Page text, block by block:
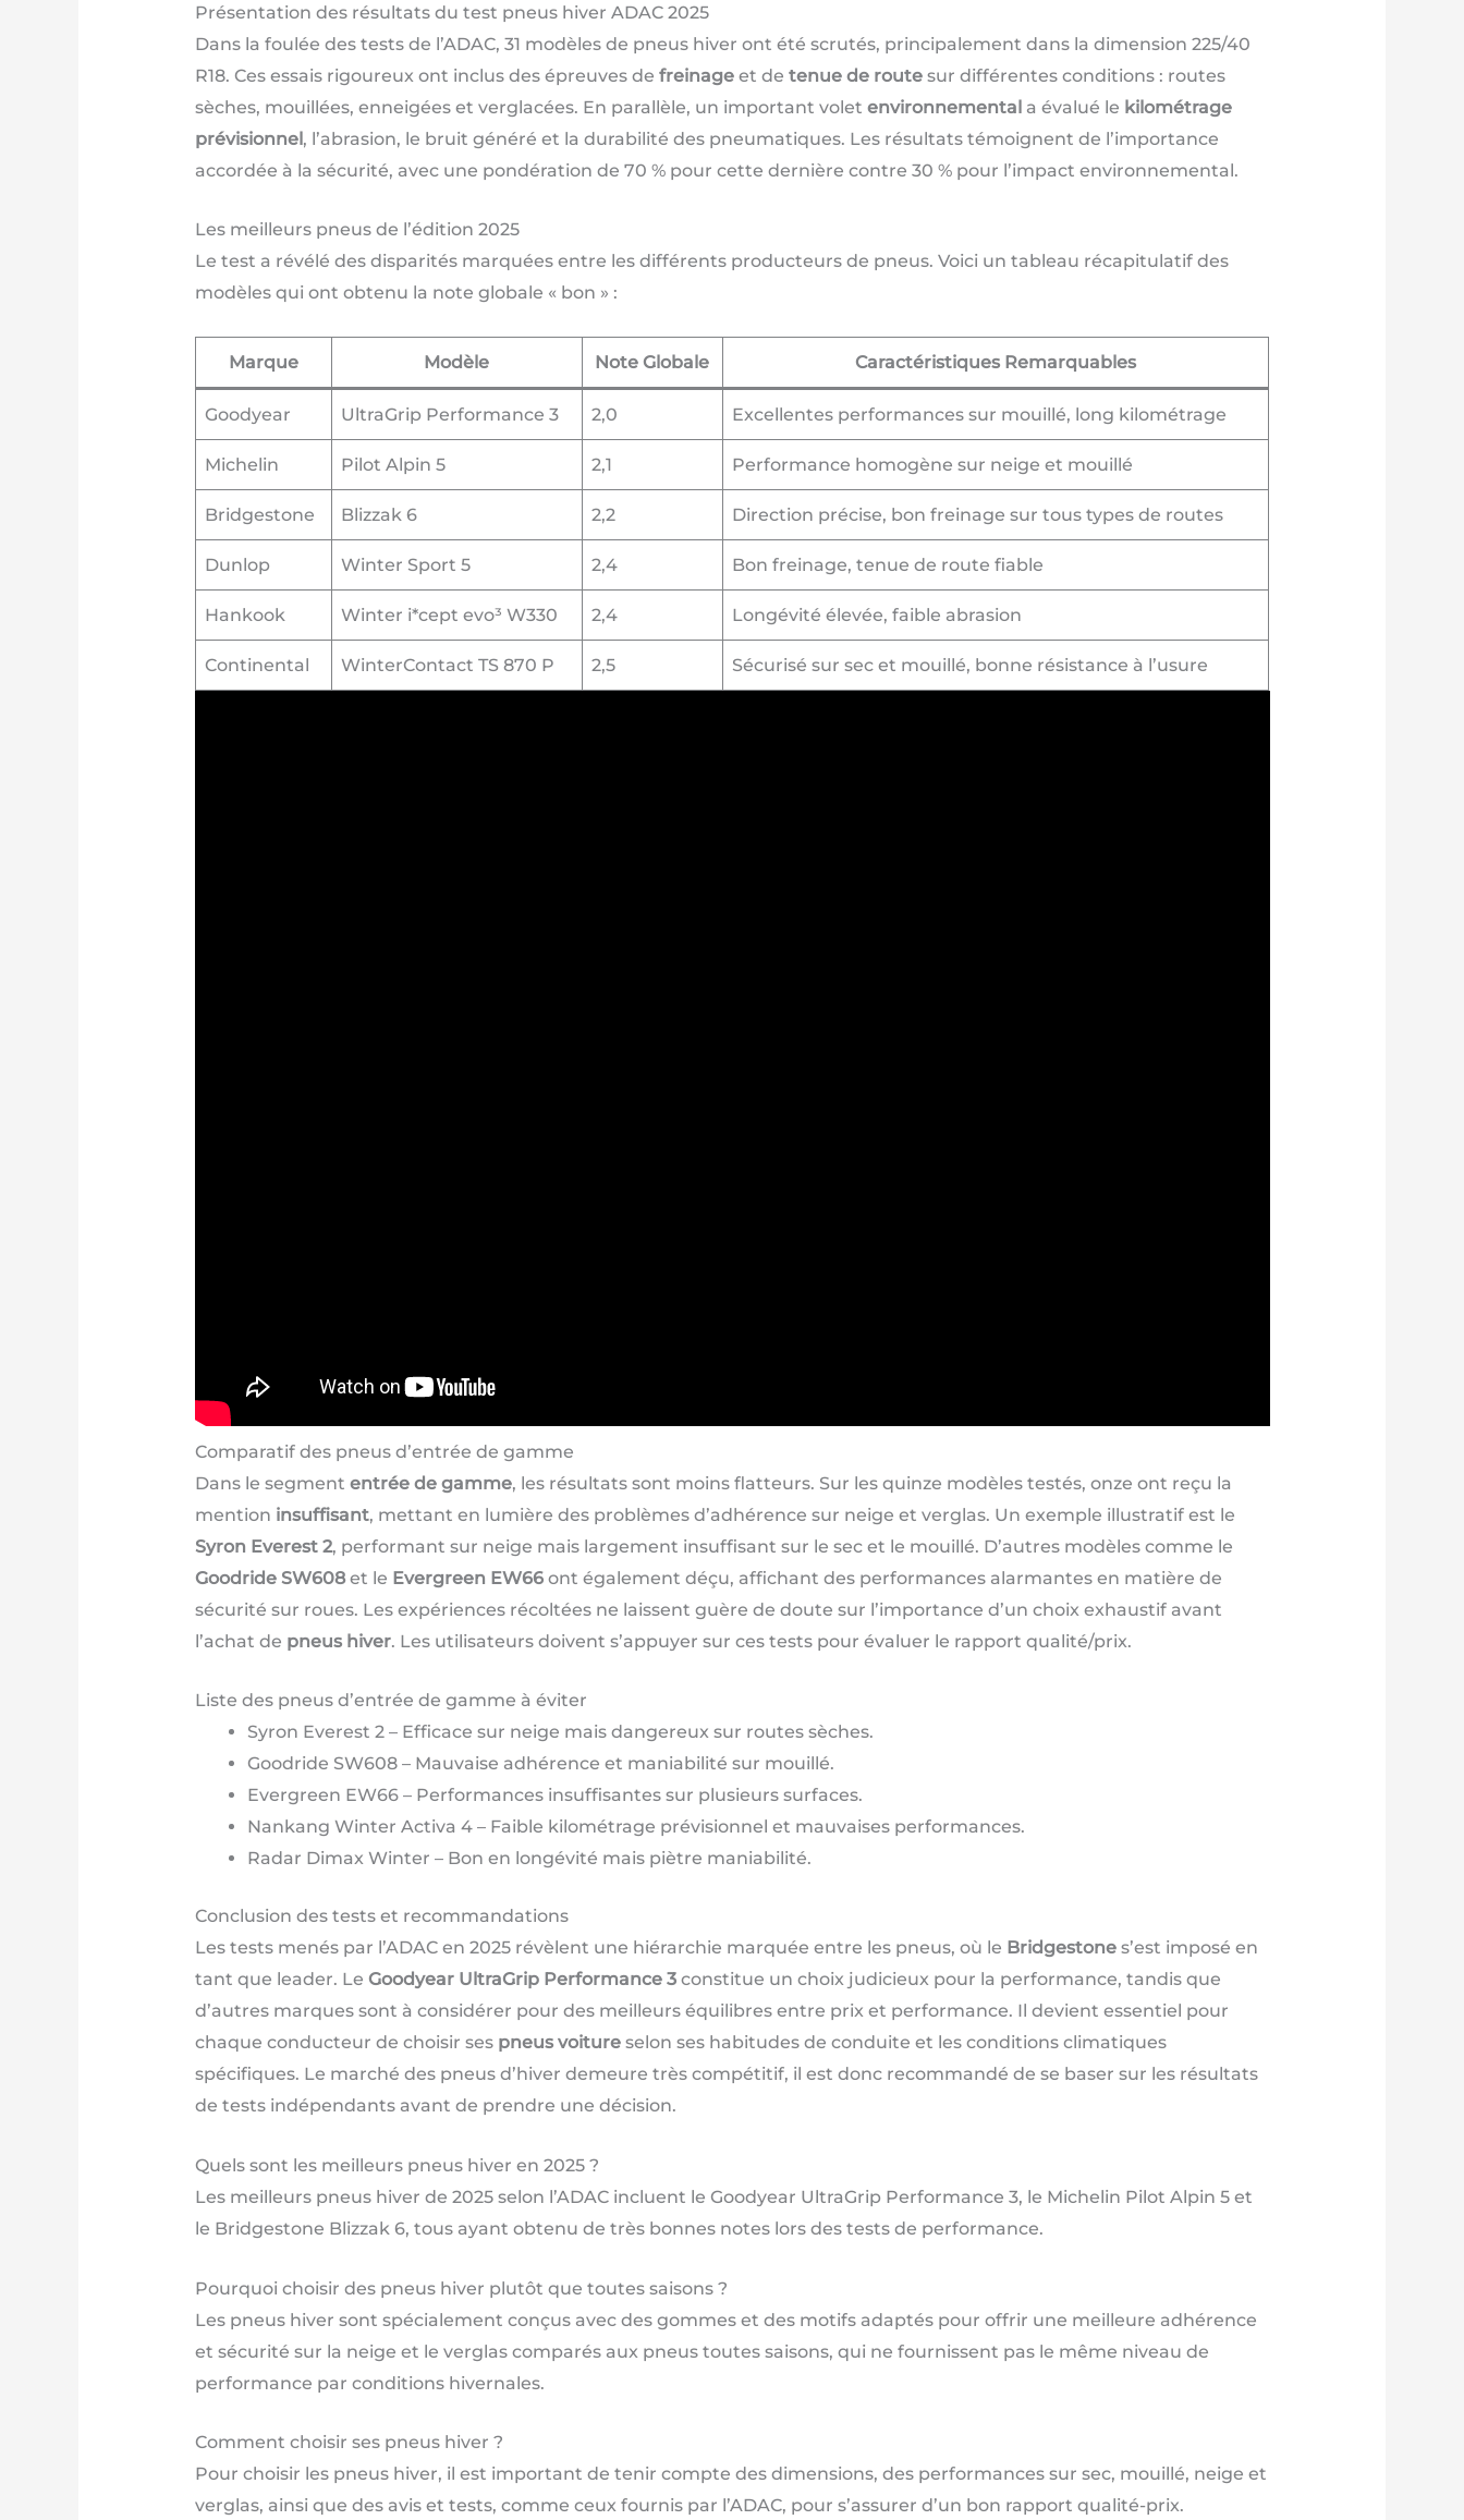
Présentation des résultats du test pneus hiver ADAC 2025
Dans la foulée des tests de l’ADAC, 31 modèles de pneus hiver ont été scrutés, principalement dans la dimension 225/40
R18. Ces essais rigoureux ont inclus des épreuves de freinageet de tenue de routesur différentes conditions : routes
sèches, mouillées, enneigées et verglacées. En parallèle, un important volet environnementala évalué le kilométrage
prévisionnel, l’abrasion, le bruit généré et la durabilité des pneumatiques. Les résultats témoignent de l’importance
accordée à la sécurité, avec une pondération de 70 % pour cette dernière contre 30 % pour l’impact environnemental.
Les meilleurs pneus de l’édition 2025
Le test a révélé des disparités marquées entre les différents producteurs de pneus. Voici un tableau récapitulatif des
modèles qui ont obtenu la note globale « bon » :
Marque Modèle Note Globale Caractéristiques Remarquables
Goodyear UltraGrip Performance 3 2,0 Excellentes performances sur mouillé, long kilométrage
Michelin Pilot Alpin 5 2,1 Performance homogène sur neige et mouillé
Bridgestone Blizzak 6 2,2 Direction précise, bon freinage sur tous types de routes
Dunlop Winter Sport 5 2,4 Bon freinage, tenue de route fiable
Hankook Winter i*cept evo³ W330 2,4 Longévité élevée, faible abrasion
Continental WinterContact TS 870 P 2,5 Sécurisé sur sec et mouillé, bonne résistance à l’usure
Comparatif des pneus d’entrée de gamme
Dans le segment entrée de gamme, les résultats sont moins flatteurs. Sur les quinze modèles testés, onze ont reçu la
mention insuffisant, mettant en lumière des problèmes d’adhérence sur neige et verglas. Un exemple illustratif est le
Syron Everest 2, performant sur neige mais largement insuffisant sur le sec et le mouillé. D’autres modèles comme le
Goodride SW608et le Evergreen EW66ont également déçu, affichant des performances alarmantes en matière de
sécurité sur roues. Les expériences récoltées ne laissent guère de doute sur l’importance d’un choix exhaustif avant
l’achat de pneus hiver. Les utilisateurs doivent s’appuyer sur ces tests pour évaluer le rapport qualité/prix.
Liste des pneus d’entrée de gamme à éviter
Syron Everest 2 – Efficace sur neige mais dangereux sur routes sèches.
Goodride SW608 – Mauvaise adhérence et maniabilité sur mouillé.
Evergreen EW66 – Performances insuffisantes sur plusieurs surfaces.
Nankang Winter Activa 4 – Faible kilométrage prévisionnel et mauvaises performances.
Radar Dimax Winter – Bon en longévité mais piètre maniabilité.
Conclusion des tests et recommandations
Les tests menés par l’ADAC en 2025 révèlent une hiérarchie marquée entre les pneus, où le Bridgestones’est imposé en
tant que leader. Le Goodyear UltraGrip Performance 3constitue un choix judicieux pour la performance, tandis que
d’autres marques sont à considérer pour des meilleurs équilibres entre prix et performance. Il devient essentiel pour
chaque conducteur de choisir ses pneus voitureselon ses habitudes de conduite et les conditions climatiques
spécifiques. Le marché des pneus d’hiver demeure très compétitif, il est donc recommandé de se baser sur les résultats
de tests indépendants avant de prendre une décision.
Quels sont les meilleurs pneus hiver en 2025 ?
Les meilleurs pneus hiver de 2025 selon l’ADAC incluent le Goodyear UltraGrip Performance 3, le Michelin Pilot Alpin 5 et
le Bridgestone Blizzak 6, tous ayant obtenu de très bonnes notes lors des tests de performance.
Pourquoi choisir des pneus hiver plutôt que toutes saisons ?
Les pneus hiver sont spécialement conçus avec des gommes et des motifs adaptés pour offrir une meilleure adhérence
et sécurité sur la neige et le verglas comparés aux pneus toutes saisons, qui ne fournissent pas le même niveau de
performance par conditions hivernales.
Comment choisir ses pneus hiver ?
Pour choisir les pneus hiver, il est important de tenir compte des dimensions, des performances sur sec, mouillé, neige et
verglas, ainsi que des avis et tests, comme ceux fournis par l’ADAC, pour s’assurer d’un bon rapport qualité-prix.